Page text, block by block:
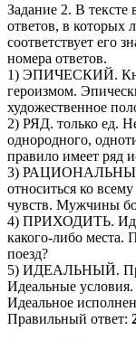
Задание 2. В
ответов, в которых
соответствует его
номера ответов.
1) ЭПИЧЕСКИЙ.
героизмом.
художественное
2) РЯД. только ед.
однородного,
правило имеет ряд
3) РАЦИОНАЛЬНЫЙ.
относиться ко
чувств. Мужчины
4) ПРИХОДИТЬ. Идя,
какого-либо места.
поезд?
5) ИДЕАЛЬНЫЙ.
Идеальные условия.
Идеальное
Правильный ответ: